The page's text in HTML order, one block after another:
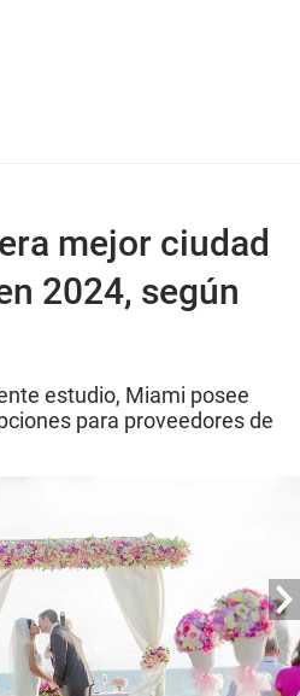
mejor ciudad
2024, según
estudio, Miami posee
para proveedores de